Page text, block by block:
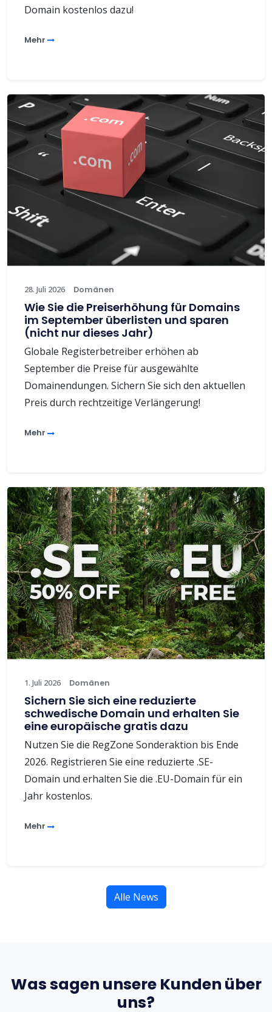
Domain kostenlos dazu!
Mehr
28. Juli 2026 Domänen
Wie Sie die Preiserhöhung für Domains
im September überlisten und sparen
(nicht nur dieses Jahr)
Globale Registerbetreiber erhöhen ab
September die Preise für ausgewählte
Domainendungen. Sichern Sie sich den aktuellen
Preis durch rechtzeitige Verlängerung!
Mehr
1. Juli 2026 Domänen
Sichern Sie sich eine reduzierte
schwedische Domain und erhalten Sie
eine europäische gratis dazu
Nutzen Sie die RegZone Sonderaktion bis Ende
2026. Registrieren Sie eine reduzierte .SE-
Domain und erhalten Sie die .EU-Domain für ein
Jahr kostenlos.
Mehr
Alle News
Was sagen unsere Kunden über
uns?